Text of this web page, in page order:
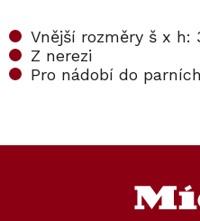
Vnější rozměry š x h:
Z nerezi
Pro nádobí do